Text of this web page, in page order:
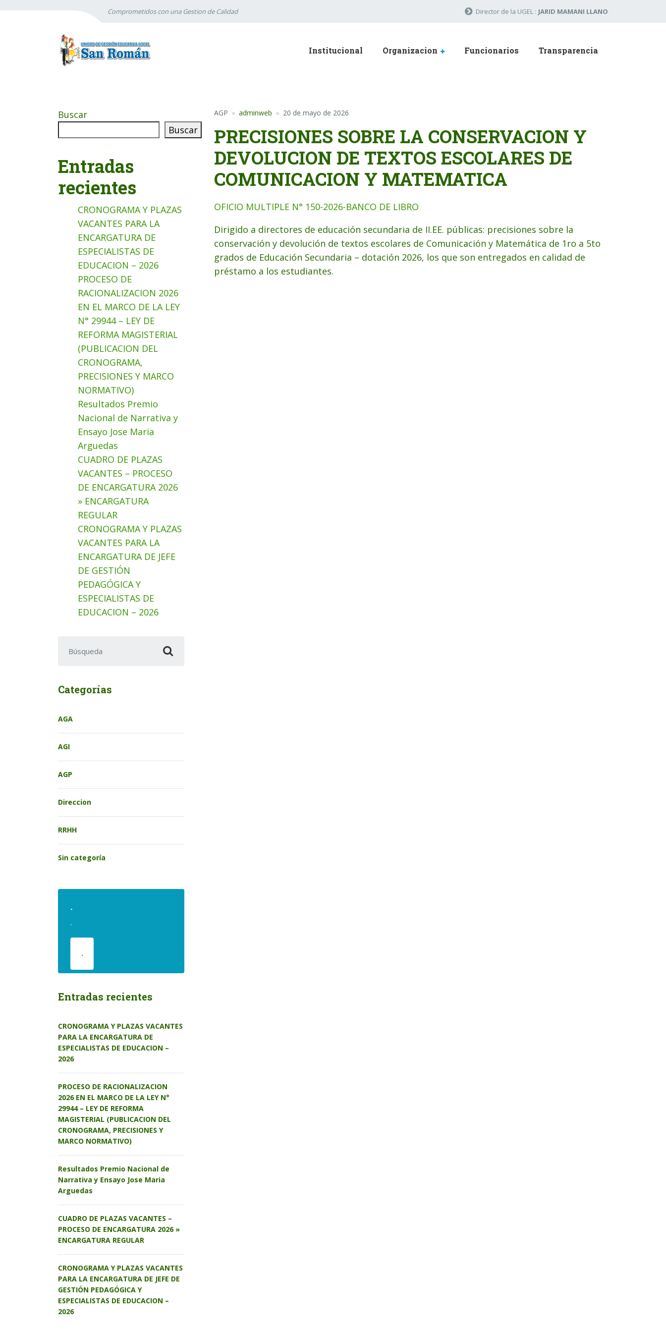
Comprometidos con una Gestion de Calidad Director de la UGEL : JARID MAMANI LLANO
Institucional Organizacion Funcionarios Transparencia
AGP adminweb 20 de mayo de 2026
PRECISIONES SOBRE LA CONSERVACION Y
DEVOLUCION DE TEXTOS ESCOLARES DE
COMUNICACION Y MATEMATICA
OFICIO MULTIPLE N° 150-2026-BANCO DE LIBRO
Dirigido a directores de educación secundaria de II.EE. públicas: precisiones sobre la
conservación y devolución de textos escolares de Comunicación y Matemática de 1ro a 5to
grados de Educación Secundaria – dotación 2026, los que son entregados en calidad de
préstamo a los estudiantes.
Buscar
Buscar
Entradas
recientes
CRONOGRAMA Y PLAZAS
VACANTES PARA LA
ENCARGATURA DE
ESPECIALISTAS DE
EDUCACION – 2026
PROCESO DE
RACIONALIZACION 2026
EN EL MARCO DE LA LEY
N° 29944 – LEY DE
REFORMA MAGISTERIAL
(PUBLICACION DEL
CRONOGRAMA,
PRECISIONES Y MARCO
NORMATIVO)
Resultados Premio
Nacional de Narrativa y
Ensayo Jose Maria
Arguedas
CUADRO DE PLAZAS
VACANTES – PROCESO
DE ENCARGATURA 2026
» ENCARGATURA
REGULAR
CRONOGRAMA Y PLAZAS
VACANTES PARA LA
ENCARGATURA DE JEFE
DE GESTIÓN
PEDAGÓGICA Y
ESPECIALISTAS DE
EDUCACION – 2026
Categorías
AGA
AGI
AGP
Direccion
RRHH
Sin categoría
.
.
.
Entradas recientes
CRONOGRAMA Y PLAZAS VACANTES
PARA LA ENCARGATURA DE
ESPECIALISTAS DE EDUCACION –
2026
PROCESO DE RACIONALIZACION
2026 EN EL MARCO DE LA LEY N°
29944 – LEY DE REFORMA
MAGISTERIAL (PUBLICACION DEL
CRONOGRAMA, PRECISIONES Y
MARCO NORMATIVO)
Resultados Premio Nacional de
Narrativa y Ensayo Jose Maria
Arguedas
CUADRO DE PLAZAS VACANTES –
PROCESO DE ENCARGATURA 2026 »
ENCARGATURA REGULAR
CRONOGRAMA Y PLAZAS VACANTES
PARA LA ENCARGATURA DE JEFE DE
GESTIÓN PEDAGÓGICA Y
ESPECIALISTAS DE EDUCACION –
2026